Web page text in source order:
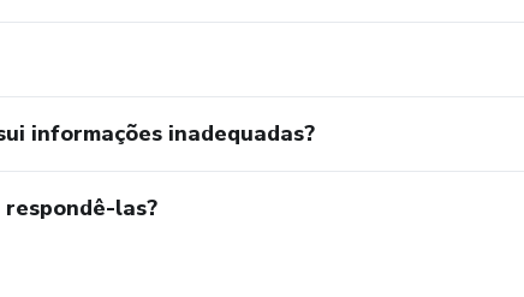
informações inadequadas?
las?